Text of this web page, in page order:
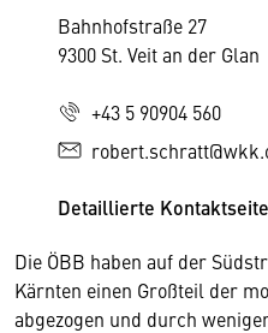
Bahnhofstraße 27
9300 St. Veit an der Glan
+43 5 90904 560
Detaillierte Kontaktseite
Die ÖBB haben auf der
Kärnten einen Großteil der
abgezogen und durch